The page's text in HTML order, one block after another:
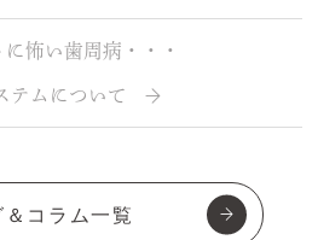
に怖い歯周病・・・
テムについて
＆コラム一覧